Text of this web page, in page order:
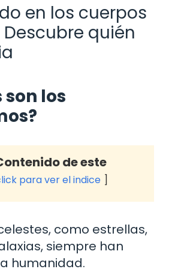
en los cuerpos
quién
son los
de este
para ver el indice
como estrellas,
siempre han
humanidad.